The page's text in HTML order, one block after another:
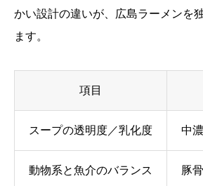
かい設計の違いが、広島ラーメンを
ます。
項目
スープの透明度／乳化度 中
動物系と魚介のバランス 豚